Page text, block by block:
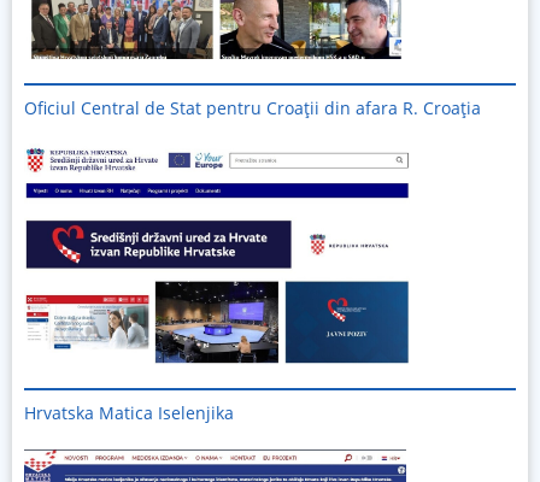
Oficiul Central de Stat pentru Croații din afara R. Croația
Hrvatska Matica Iselenjika